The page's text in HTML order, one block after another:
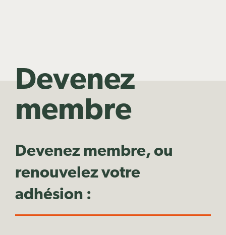
Devenez
membre
Devenez membre, ou
renouvelez votre
adhésion :